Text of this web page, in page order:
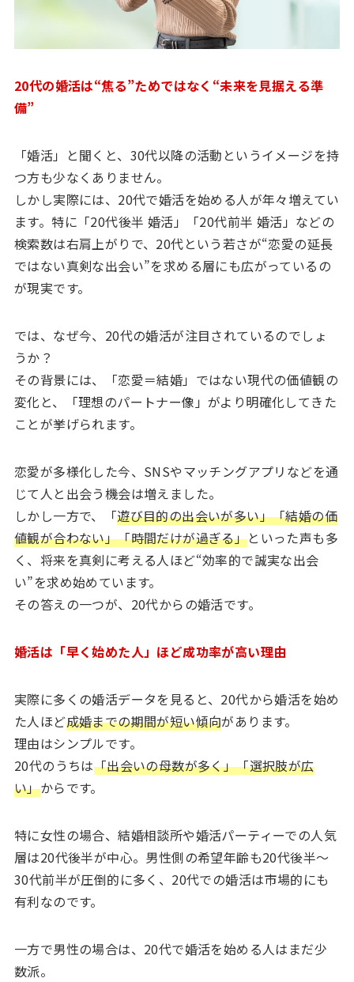
20代の婚活は“焦る”ためではなく“未来を見据える準
備”
「婚活」と聞くと、30代以降の活動というイメージを持
つ方も少なくありません。
しかし実際には、20代で婚活を始める人が年々増えてい
ます。特に「20代後半 婚活」「20代前半 婚活」などの
検索数は右肩上がりで、20代という若さが“恋愛の延長
ではない真剣な出会い”を求める層にも広がっているの
が現実です。
では、なぜ今、20代の婚活が注目されているのでしょ
うか？
その背景には、「恋愛＝結婚」ではない現代の価値観の
変化と、「理想のパートナー像」がより明確化してきた
ことが挙げられます。
恋愛が多様化した今、SNSやマッチングアプリなどを通
じて人と出会う機会は増えました。
しかし一方で、「遊び目的の出会いが多い」「結婚の価
値観が合わない」「時間だけが過ぎる」といった声も多
く、将来を真剣に考える人ほど“効率的で誠実な出会
い”を求め始めています。
その答えの一つが、20代からの婚活です。
婚活は「早く始めた人」ほど成功率が高い理由
実際に多くの婚活データを見ると、20代から婚活を始め
た人ほど成婚までの期間が短い傾向があります。
理由はシンプルです。
20代のうちは「出会いの母数が多く」「選択肢が広
い」からです。
特に女性の場合、結婚相談所や婚活パーティーでの人気
層は20代後半が中心。男性側の希望年齢も20代後半〜
30代前半が圧倒的に多く、20代での婚活は市場的にも
有利なのです。
一方で男性の場合は、20代で婚活を始める人はまだ少
数派。